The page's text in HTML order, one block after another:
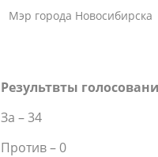
Мэр города Новосибирска
Результвты
За – 34
Против – 0